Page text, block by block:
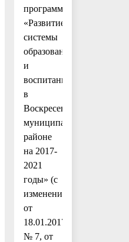
программы
«Развитие
системы
образования
и
воспитания
в
Воскресенском
муниципальном
районе
на 2017-
2021
годы» (c
изменениями
от
18.01.2017
№ 7, от